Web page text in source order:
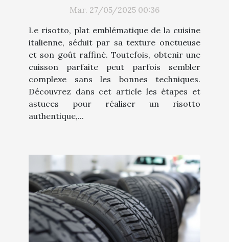
Mar. 27/05/2025 00:36
Le risotto, plat emblématique de la cuisine
italienne, séduit par sa texture onctueuse
et son goût raffiné. Toutefois, obtenir une
cuisson parfaite peut parfois sembler
complexe sans les bonnes techniques.
Découvrez dans cet article les étapes et
astuces pour réaliser un risotto
authentique,...